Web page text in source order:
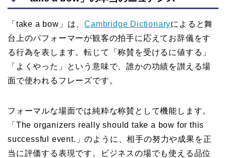
「take a bow」は、Cambridge Dictionaryによると舞
台上のパフォーマーが観客の拍手に応えてお辞儀をす
る行為を表します。転じて「称賛を受けるに値する」
「よくやった」という意味で、誰かの功績を讃える場
面で使われるフレーズです。
フォーマルな場面では純粋な称賛として機能します。
「The organizers really should take a bow for this
successful event.」のように、相手の努力や成果を正
当に評価する表現です。ビジネスの場でも使える品位